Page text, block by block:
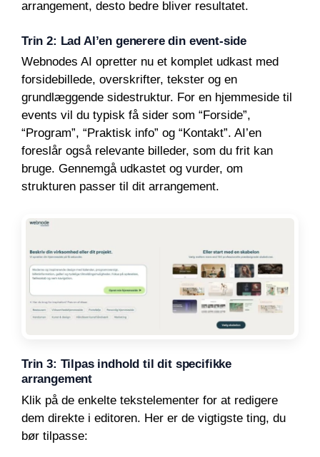
arrangement, desto bedre bliver resultatet.
Trin 2: Lad AI’en generere din event-side
Webnodes AI opretter nu et komplet udkast med
forsidebillede, overskrifter, tekster og en
grundlæggende sidestruktur. For en hjemmeside til
events vil du typisk få sider som “Forside”,
“Program”, “Praktisk info” og “Kontakt”. AI’en
foreslår også relevante billeder, som du frit kan
bruge. Gennemgå udkastet og vurder, om
strukturen passer til dit arrangement.
Trin 3: Tilpas indhold til dit specifikke
arrangement
Klik på de enkelte tekstelementer for at redigere
dem direkte i editoren. Her er de vigtigste ting, du
bør tilpasse: